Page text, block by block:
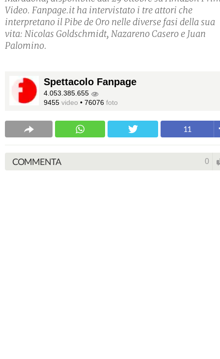
Video. Fanpage.it ha intervistato i tre attori che
interpretano il Pibe de Oro nelle diverse fasi della sua
vita: Nicolas Goldschmidt, Nazareno Casero e Juan
Palomino.
Spettacolo Fanpage
4.053.385.655
9455 video • 76076 foto
11
COMMENTA 0